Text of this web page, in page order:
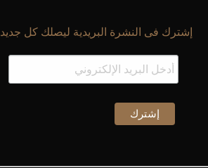
إشترك فى النشرة البريدية ليصلك كل جديد